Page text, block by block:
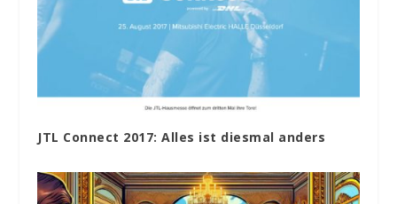
JTL Connect 2017: Alles ist diesmal anders